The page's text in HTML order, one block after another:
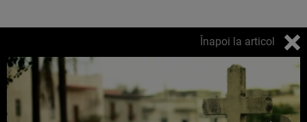
Înapoi la articol